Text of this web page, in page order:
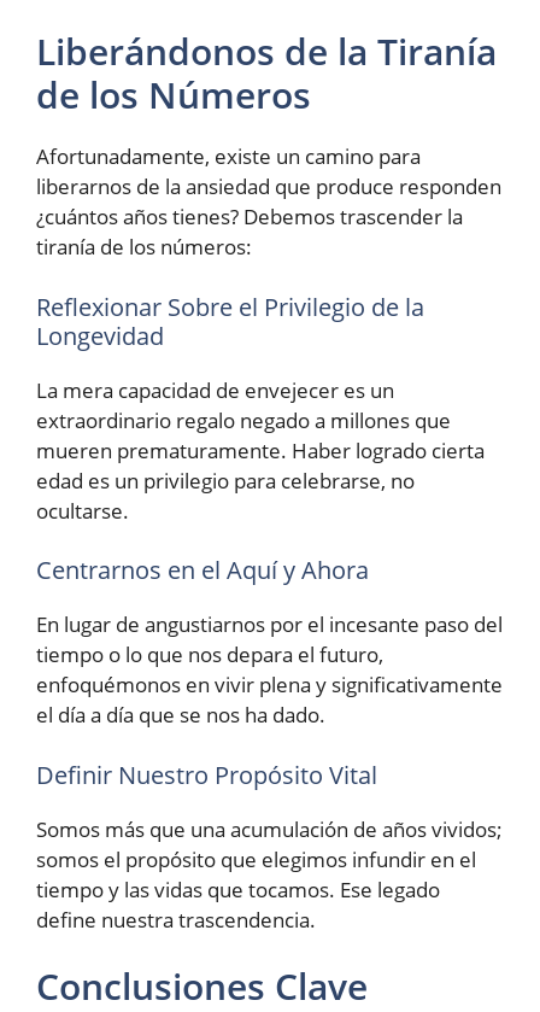
Liberándonos de la Tiranía
de los Números
Afortunadamente, existe un camino para
liberarnos de la ansiedad que produce responden
¿cuántos años tienes? Debemos trascender la
tiranía de los números:
Reflexionar Sobre el Privilegio de la
Longevidad
La mera capacidad de envejecer es un
extraordinario regalo negado a millones que
mueren prematuramente. Haber logrado cierta
edad es un privilegio para celebrarse, no
ocultarse.
Centrarnos en el Aquí y Ahora
En lugar de angustiarnos por el incesante paso del
tiempo o lo que nos depara el futuro,
enfoquémonos en vivir plena y significativamente
el día a día que se nos ha dado.
Definir Nuestro Propósito Vital
Somos más que una acumulación de años vividos;
somos el propósito que elegimos infundir en el
tiempo y las vidas que tocamos. Ese legado
define nuestra trascendencia.
Conclusiones Clave